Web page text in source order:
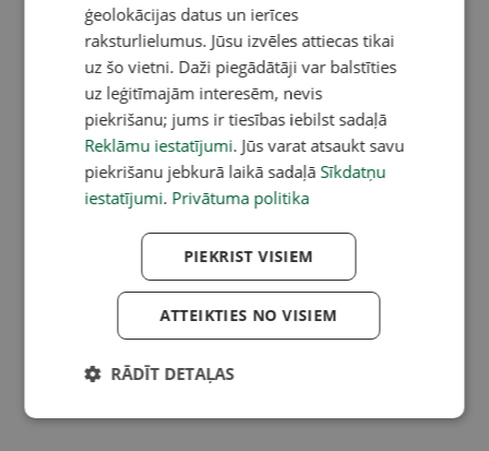
ģeolokācijas datus un ierīces
raksturlielumus. Jūsu izvēles attiecas tikai
uz šo vietni. Daži piegādātāji var balstīties
uz leģitīmajām interesēm, nevis
piekrišanu; jums ir tiesības iebilst sadaļā
Reklāmu iestatījumi. Jūs varat atsaukt savu
piekrišanu jebkurā laikā sadaļā Sīkdatņu
iestatījumi. Privātuma politika
PIEKRIST VISIEM
ATTEIKTIES NO VISIEM
RĀDĪT DETAĻAS